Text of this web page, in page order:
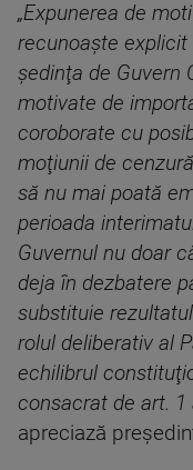
„Expunerea de
recunoaşte
şedinţa de Guvern
motivate de
coroborate cu
moţiunii de
să nu mai poată
perioada
Guvernul nu doar
deja în dezbatere
substituie
rolul deliberativ al
echilibrul
consacrat de art. 1
apreciază